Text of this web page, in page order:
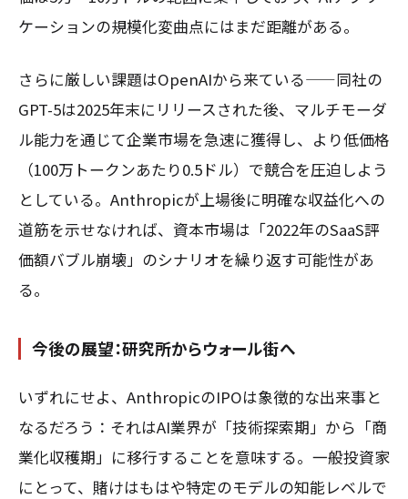
ケーションの規模化変曲点にはまだ距離がある。
さらに厳しい課題はOpenAIから来ている——同社の
GPT-5は2025年末にリリースされた後、マルチモーダ
ル能力を通じて企業市場を急速に獲得し、より低価格
（100万トークンあたり0.5ドル）で競合を圧迫しよう
としている。Anthropicが上場後に明確な収益化への
道筋を示せなければ、資本市場は「2022年のSaaS評
価額バブル崩壊」のシナリオを繰り返す可能性があ
る。
今後の展望：研究所からウォール街へ
いずれにせよ、AnthropicのIPOは象徴的な出来事と
なるだろう：それはAI業界が「技術探索期」から「商
業化収穫期」に移行することを意味する。一般投資家
にとって、賭けはもはや特定のモデルの知能レベルで